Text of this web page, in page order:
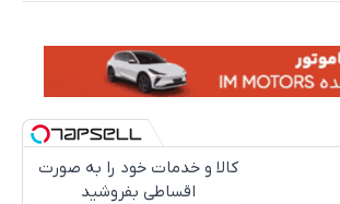
کالا و خدمات خود را به صورت
اقساطی بفروشید